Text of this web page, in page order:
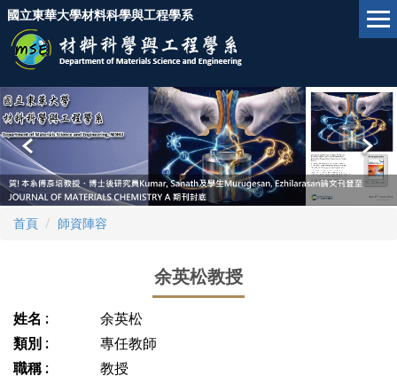
跳
到
主
要
內
容
區
國立東華大學材料科學與工程學系
首頁 師資陣容
余英松教授
姓名 :
余英松
類別 :
專任教師
職稱 :
教授